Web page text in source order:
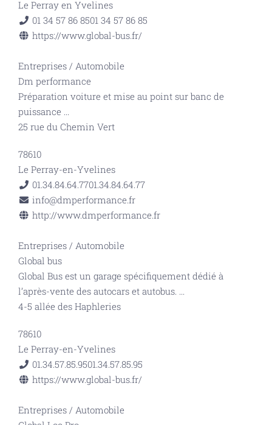
Le Perray en Yvelines
01 34 57 86 8501 34 57 86 85
https://www.global-bus.fr/
Entreprises / Automobile
Dm performance
Préparation voiture et mise au point sur banc de
puissance ...
25 rue du Chemin Vert
78610
Le Perray-en-Yvelines
01.34.84.64.7701.34.84.64.77
info@dmperformance.fr
http://www.dmperformance.fr
Entreprises / Automobile
Global bus
Global Bus est un garage spécifiquement dédié à
l’après-vente des autocars et autobus. ...
4-5 allée des Haphleries
78610
Le Perray-en-Yvelines
01.34.57.85.9501.34.57.85.95
https://www.global-bus.fr/
Entreprises / Automobile